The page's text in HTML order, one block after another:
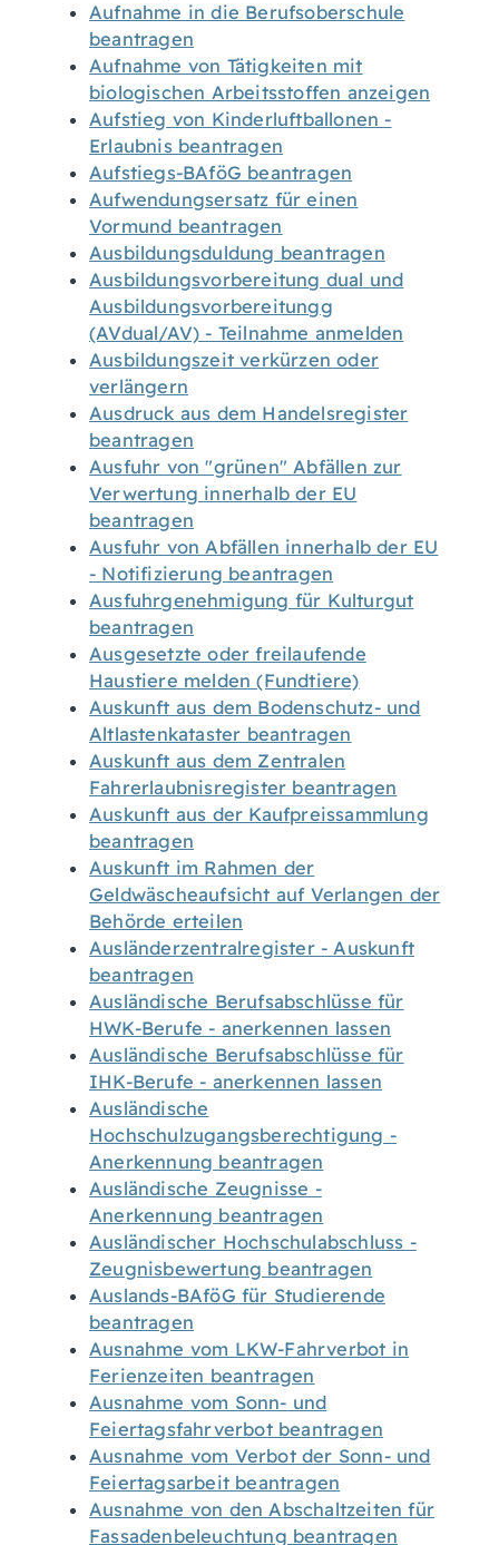
Aufnahme in die Berufsoberschule
beantragen
Aufnahme von Tätigkeiten mit
biologischen Arbeitsstoffen anzeigen
Aufstieg von Kinderluftballonen -
Erlaubnis beantragen
Aufstiegs-BAföG beantragen
Aufwendungsersatz für einen
Vormund beantragen
Ausbildungsduldung beantragen
Ausbildungsvorbereitung dual und
Ausbildungsvorbereitungg
(AVdual/AV) - Teilnahme anmelden
Ausbildungszeit verkürzen oder
verlängern
Ausdruck aus dem Handelsregister
beantragen
Ausfuhr von "grünen" Abfällen zur
Verwertung innerhalb der EU
beantragen
Ausfuhr von Abfällen innerhalb der EU
- Notifizierung beantragen
Ausfuhrgenehmigung für Kulturgut
beantragen
Ausgesetzte oder freilaufende
Haustiere melden (Fundtiere)
Auskunft aus dem Bodenschutz- und
Altlastenkataster beantragen
Auskunft aus dem Zentralen
Fahrerlaubnisregister beantragen
Auskunft aus der Kaufpreissammlung
beantragen
Auskunft im Rahmen der
Geldwäscheaufsicht auf Verlangen der
Behörde erteilen
Ausländerzentralregister - Auskunft
beantragen
Ausländische Berufsabschlüsse für
HWK-Berufe - anerkennen lassen
Ausländische Berufsabschlüsse für
IHK-Berufe - anerkennen lassen
Ausländische
Hochschulzugangsberechtigung -
Anerkennung beantragen
Ausländische Zeugnisse -
Anerkennung beantragen
Ausländischer Hochschulabschluss -
Zeugnisbewertung beantragen
Auslands-BAföG für Studierende
beantragen
Ausnahme vom LKW-Fahrverbot in
Ferienzeiten beantragen
Ausnahme vom Sonn- und
Feiertagsfahrverbot beantragen
Ausnahme vom Verbot der Sonn- und
Feiertagsarbeit beantragen
Ausnahme von den Abschaltzeiten für
Fassadenbeleuchtung beantragen